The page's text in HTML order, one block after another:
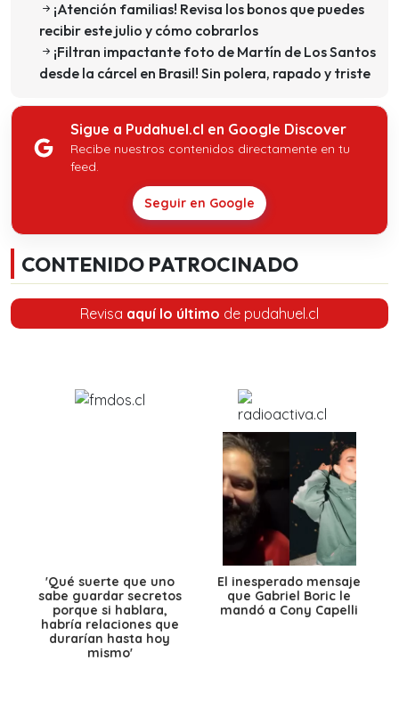
¡Atención familias! Revisa los bonos que puedes
recibir este julio y cómo cobrarlos
¡Filtran impactante foto de Martín de Los Santos
desde la cárcel en Brasil! Sin polera, rapado y triste
Sigue a Pudahuel.cl en Google Discover
Recibe nuestros contenidos directamente en tu
feed.
Seguir en Google
CONTENIDO PATROCINADO
Revisa aquí lo último de pudahuel.cl
'Qué suerte que uno
sabe guardar secretos
porque si hablara,
habría relaciones que
durarían hasta hoy
mismo'
El inesperado mensaje
que Gabriel Boric le
mandó a Cony Capelli